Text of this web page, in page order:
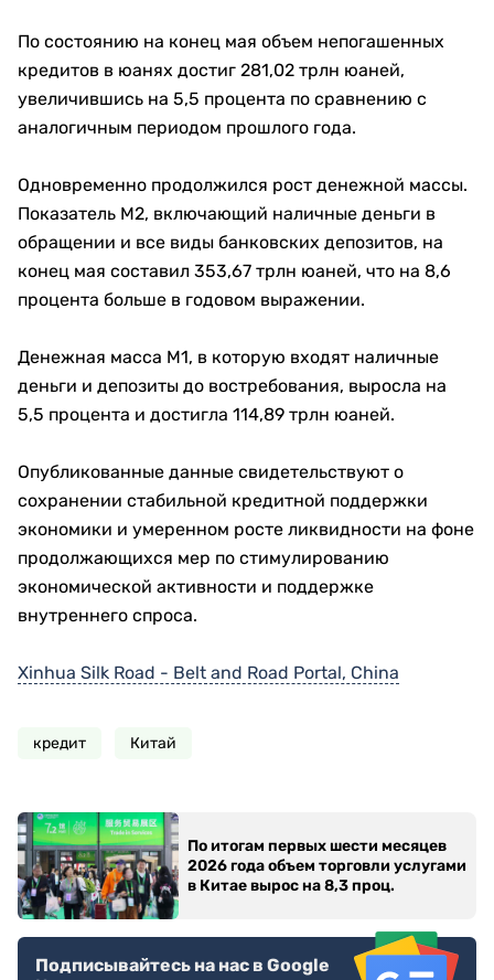
По состоянию на конец мая объем непогашенных
кредитов в юанях достиг 281,02 трлн юаней,
увеличившись на 5,5 процента по сравнению с
аналогичным периодом прошлого года.
Одновременно продолжился рост денежной массы.
Показатель М2, включающий наличные деньги в
обращении и все виды банковских депозитов, на
конец мая составил 353,67 трлн юаней, что на 8,6
процента больше в годовом выражении.
Денежная масса М1, в которую входят наличные
деньги и депозиты до востребования, выросла на
5,5 процента и достигла 114,89 трлн юаней.
Опубликованные данные свидетельствуют о
сохранении стабильной кредитной поддержки
экономики и умеренном росте ликвидности на фоне
продолжающихся мер по стимулированию
экономической активности и поддержке
внутреннего спроса.
Xinhua Silk Road - Belt and Road Portal, China
кредит Китай
По итогам первых шести месяцев
2026 года объем торговли услугами
в Китае вырос на 8,3 проц.
Подписывайтесь на нас в Google